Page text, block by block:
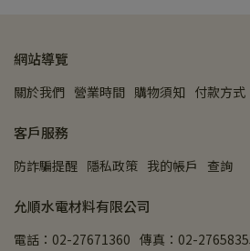
網站導覽
關於我們 營業時間 購物須知 付款方式
客戶服務
防詐騙提醒 隱私政策 我的帳戶 查詢
允順水電材料有限公司
電話：02-27671360 傳真：02-